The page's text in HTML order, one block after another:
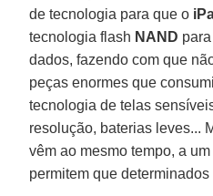
de tecnologia para que o
tecnologia flash NAND
dados, fazendo com que
peças enormes que
tecnologia de telas
resolução, baterias leves...
vêm ao mesmo tempo, a
permitem que